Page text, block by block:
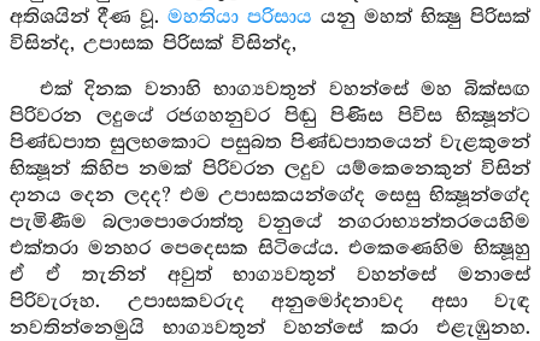
අතිශයින් දීණ වූ. මහතියා පරිසාය යනු මහත් භික්‍ෂු පිරිසක්
විසින්ද, උපාසක පිරිසක් විසින්ද,
එක් දිනක වනාහි භාග්‍යවතුන් වහන්සේ මහ බික්සඟ
පිරිවරන ලදුයේ රජගහනුවර පිඬු පිණිස පිවිස භික්‍ෂූන්ට
පිණ්ඩපාත සුලභකොට පසුබත පිණ්ඩපාතයෙන් වැළකුනේ
භික්‍ෂූන් කිහිප නමක් පිරිවරන ලදුව යම්කෙනෙකුන් විසින්
දානය දෙන ලදද? එම උපාසකයන්ගේද සෙසු භික්‍ෂූන්ගේද
පැමිණීම බලාපොරොත්තු වනුයේ නගරාභ්‍යන්තරයෙහිම
එක්තරා මනහර පෙදෙසක සිටියේය. එකෙණෙහිම භික්‍ෂූහු
ඒ ඒ තැනින් අවුත් භාග්‍යවතුන් වහන්සේ මනාසේ
පිරිවැරූහ. උපාසකවරුද අනුමෝදනාවද අසා වැඳ
නවතින්නෙමුයි භාග්‍යවතුන් වහන්සේ කරා එළැඹුනහ.